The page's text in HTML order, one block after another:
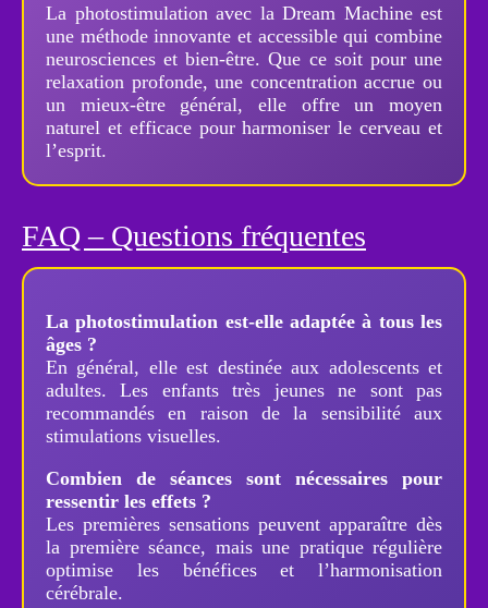
La photostimulation avec la Dream Machine est
une méthode innovante et accessible qui combine
neurosciences et bien-être. Que ce soit pour une
relaxation profonde, une concentration accrue ou
un mieux-être général, elle offre un moyen
naturel et efficace pour harmoniser le cerveau et
l’esprit.
FAQ – Questions fréquentes
La photostimulation est-elle adaptée à tous les
âges ?
En général, elle est destinée aux adolescents et
adultes. Les enfants très jeunes ne sont pas
recommandés en raison de la sensibilité aux
stimulations visuelles.
Combien de séances sont nécessaires pour
ressentir les effets ?
Les premières sensations peuvent apparaître dès
la première séance, mais une pratique régulière
optimise les bénéfices et l’harmonisation
cérébrale.